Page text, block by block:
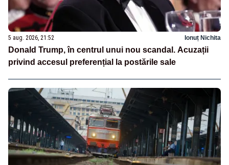
5 aug. 2026, 21:52 Ionuț Nichita
Donald Trump, în centrul unui nou scandal. Acuzații
privind accesul preferențial la postările sale